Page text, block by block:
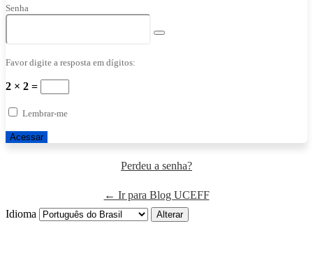
Senha
Favor digite a resposta em dígitos:
2 × 2 =
Lembrar-me
Perdeu a senha?
← Ir para Blog UCEFF
Idioma